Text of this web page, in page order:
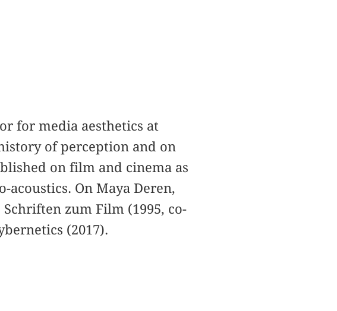
for media aesthetics at
of perception and on
on film and cinema as
On Maya Deren,
zum Film (1995, co-
(2017).